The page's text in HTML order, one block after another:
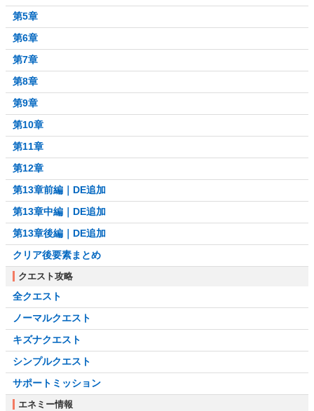
第5章
第6章
第7章
第8章
第9章
第10章
第11章
第12章
第13章前編｜DE追加
第13章中編｜DE追加
第13章後編｜DE追加
クリア後要素まとめ
クエスト攻略
全クエスト
ノーマルクエスト
キズナクエスト
シンプルクエスト
サポートミッション
エネミー情報